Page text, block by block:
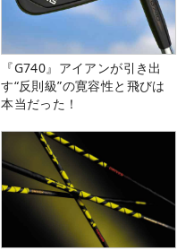
『G740』アイアンが引き出
す“反則級”の寛容性と飛びは
本当だった！